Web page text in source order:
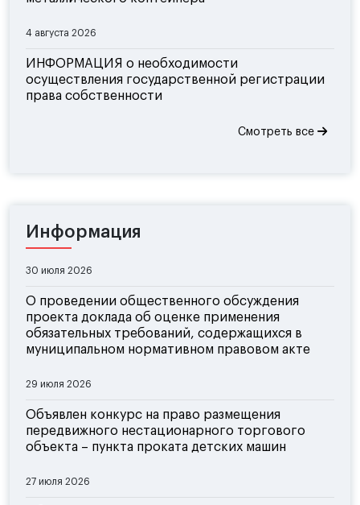
4 августа 2026
ИНФОРМАЦИЯ о необходимости
осуществления государственной регистрации
права собственности
Смотреть все
Информация
30 июля 2026
О проведении общественного обсуждения
проекта доклада об оценке применения
обязательных требований, содержащихся в
муниципальном нормативном правовом акте
29 июля 2026
Объявлен конкурс на право размещения
передвижного нестационарного торгового
объекта – пункта проката детских машин
27 июля 2026